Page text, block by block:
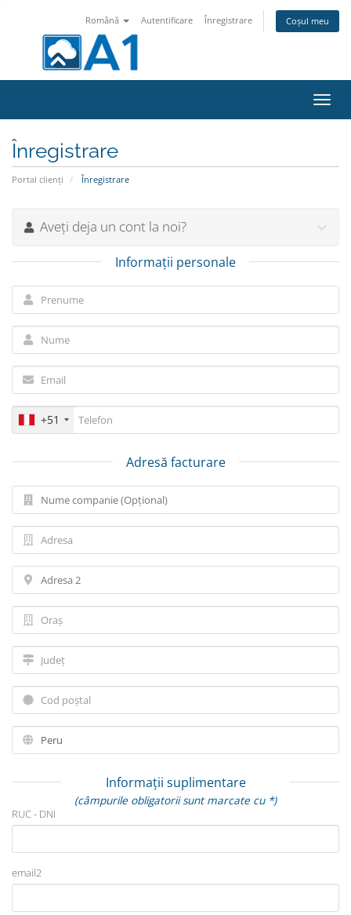
Română Autentificare Înregistrare Coșul meu
Înregistrare
Portal clienți Înregistrare
Aveți deja un cont la noi?
Informații personale
+51
Adresă facturare
Informații suplimentare
(câmpurile obligatorii sunt marcate cu *)
RUC - DNI
email2